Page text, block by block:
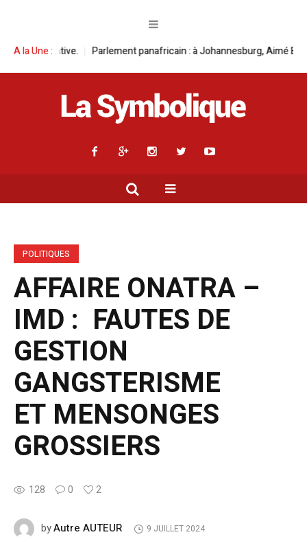
A la Une :
Parlement panafricain : à Johannesburg, Aimé Boji Sangara multiplie
POLITIQUES
AFFAIRE ONATRA –
IMD : FAUTES DE
GESTION
GANGSTERISME
ET MENSONGES
GROSSIERS
128 0 2
byAutre AUTEUR 9 JUILLET 2024